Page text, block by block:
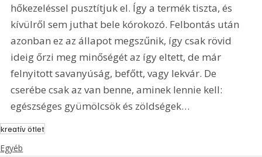
hőkezeléssel pusztítjuk el. Így a termék tiszta, és
kívülről sem juthat bele kórokozó. Felbontás után
azonban ez az állapot megszűnik, így csak rövid
ideig őrzi meg minőségét az így eltett, de már
felnyitott savanyúság, befőtt, vagy lekvár. De
cserébe csak az van benne, aminek lennie kell:
egészséges gyümölcsök és zöldségek…
kreatív ötlet
Egyéb